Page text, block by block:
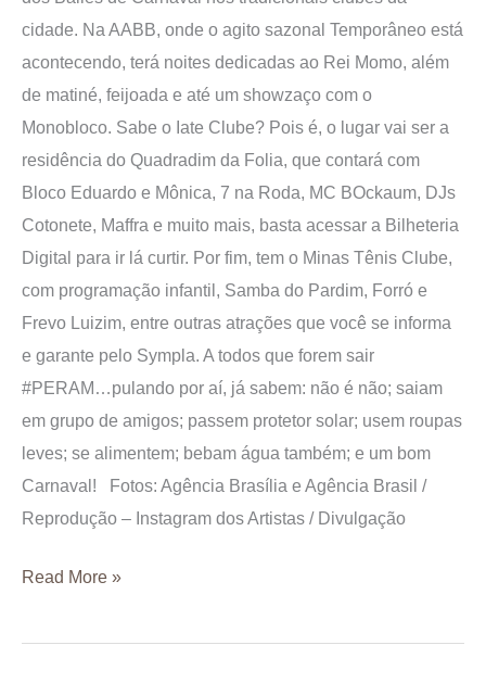
cidade. Na AABB, onde o agito sazonal Temporâneo está
acontecendo, terá noites dedicadas ao Rei Momo, além
de matiné, feijoada e até um showzaço com o
Monobloco. Sabe o Iate Clube? Pois é, o lugar vai ser a
residência do Quadradim da Folia, que contará com
Bloco Eduardo e Mônica, 7 na Roda, MC BOckaum, DJs
Cotonete, Maffra e muito mais, basta acessar a Bilheteria
Digital para ir lá curtir. Por fim, tem o Minas Tênis Clube,
com programação infantil, Samba do Pardim, Forró e
Frevo Luizim, entre outras atrações que você se informa
e garante pelo Sympla. A todos que forem sair
#PERAM…pulando por aí, já sabem: não é não; saiam
em grupo de amigos; passem protetor solar; usem roupas
leves; se alimentem; bebam água também; e um bom
Carnaval! Fotos: Agência Brasília e Agência Brasil /
Reprodução – Instagram dos Artistas / Divulgação
Read More »